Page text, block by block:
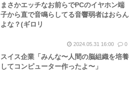
まさかエッチなお前らでPCのイヤホン端
子から直で音鳴らしてる音響弱者はおらん
よな？(ギロリ
2024.05.31 16:00 0
スイス企業「みんな〜人間の脳組織を培養
してコンピューター作ったよ〜」